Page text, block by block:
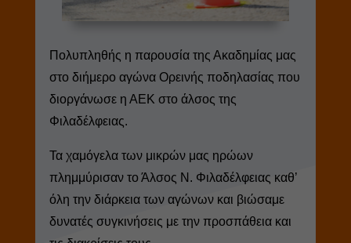
Πολυπληθής η παρουσία της Ακαδημίας μας
στο διήμερο αγώνα Ορεινής ποδηλασίας που
διοργάνωσε η ΑΕΚ στο άλσος της
Φιλαδέλφειας.
Τα χαμόγελα των μικρών μας ηρώων
πλημμύρισαν το Άλσος Ν. Φιλαδέλφειας καθ’
όλη την διάρκεια των αγώνων και βιώσαμε
δυνατές συγκινήσεις με την προσπάθεια και